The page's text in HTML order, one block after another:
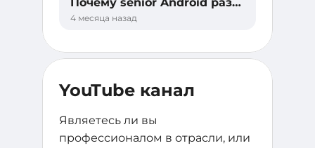
YouTube канал
Являетесь ли вы
профессионалом в отрасли, или
4 месяца назад